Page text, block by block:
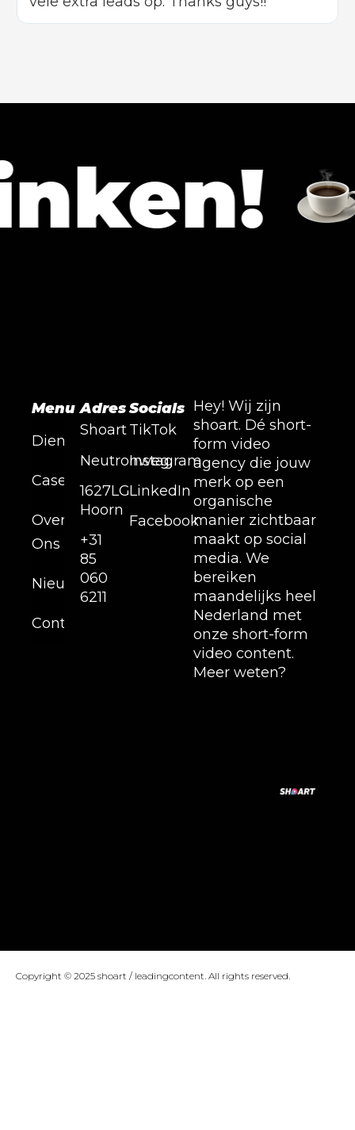
Diensten
Cases
Over
Ons
Nieuws
Contact
Menu Adres
Shoart
Neutronweg,
1627LG
Hoorn
+31
85
060
6211
Socials
TikTok
Instagram
LinkedIn
Facebook
Hey! Wij zijn
shoart. Dé short-
form video
agency die jouw
merk op een
organische
manier zichtbaar
maakt op social
media. We
bereiken
maandelijks heel
Nederland met
onze short-form
video content.
Meer weten?
Copyright © 2025 shoart / leadingcontent. All rights reserved.